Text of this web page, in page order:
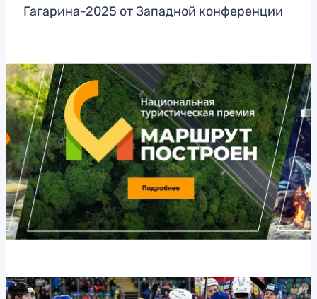
Гагарина-2025 от Западной конференции